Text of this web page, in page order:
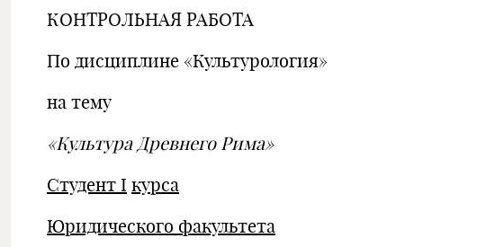
КОНТРОЛЬНАЯ РАБОТА
По дисциплине «Культурология»
на тему
«Культура Древнего Рима»
Студент I курса
Юридического факультета